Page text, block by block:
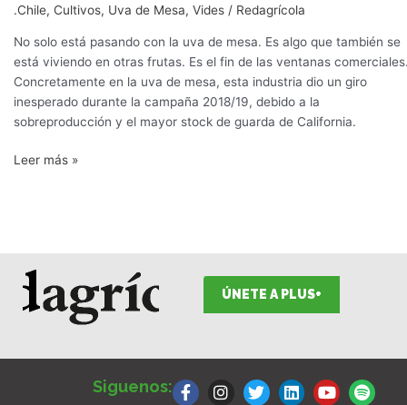
.Chile, Cultivos, Uva de Mesa, Vides / Redagrícola
No solo está pasando con la uva de mesa. Es algo que también se
está viviendo en otras frutas. Es el fin de las ventanas
Concretamente en la uva de mesa, esta industria dio un giro
inesperado durante la campaña 2018/19, debido a la
sobreproducción y el mayor stock de guarda de California.
escenario
la
uva
de
mesa
Leer más »
ÚNETE A PLUS+
Siguenos:
a
c
n
s
w
i
i
n
o
u
p
o